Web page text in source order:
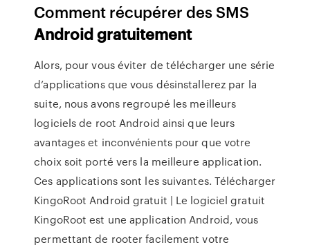
Comment récupérer des SMS
Androidgratuitement
Alors, pour vous éviter de télécharger une série
d’applications que vous désinstallerez par la
suite, nous avons regroupé les meilleurs
logiciels de root Android ainsi que leurs
avantages et inconvénients pour que votre
choix soit porté vers la meilleure application.
Ces applications sont les suivantes. Télécharger
KingoRoot Android gratuit | Le logiciel gratuit
KingoRoot est une application Android, vous
permettant de rooter facilement votre